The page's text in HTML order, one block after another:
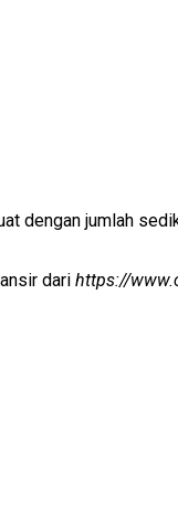
dengan jumlah
dari https://